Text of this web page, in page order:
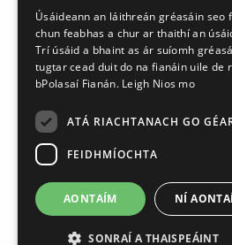
Úsáideann an láithreán gréasáin seo
chun feabhas a chur ar thaithí an
Trí úsáid a bhaint as ár suíomh
tugtar cead duit do na fianáin uile de
bPolasaí Fianán. Leigh Nios mo
ATÁ RIACHTANACH GO
FEIDHMÍOCHTA
AONTAÍM NÍ
SONRAÍ A THAISPEÁINT